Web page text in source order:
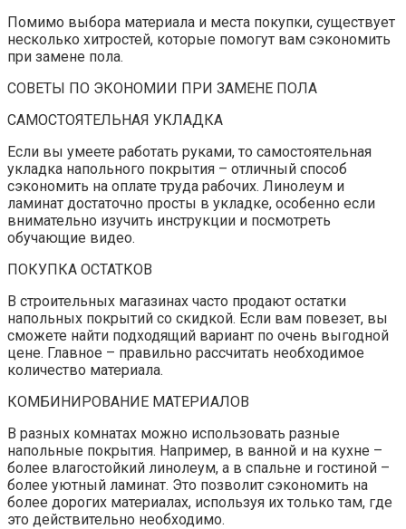
Помимо выбора материала и места покупки, существует
несколько хитростей, которые помогут вам сэкономить
при замене пола.
СОВЕТЫ ПО ЭКОНОМИИ ПРИ ЗАМЕНЕ ПОЛА
САМОСТОЯТЕЛЬНАЯ УКЛАДКА
Если вы умеете работать руками, то самостоятельная
укладка напольного покрытия – отличный способ
сэкономить на оплате труда рабочих. Линолеум и
ламинат достаточно просты в укладке, особенно если
внимательно изучить инструкции и посмотреть
обучающие видео.
ПОКУПКА ОСТАТКОВ
В строительных магазинах часто продают остатки
напольных покрытий со скидкой. Если вам повезет, вы
сможете найти подходящий вариант по очень выгодной
цене. Главное – правильно рассчитать необходимое
количество материала.
КОМБИНИРОВАНИЕ МАТЕРИАЛОВ
В разных комнатах можно использовать разные
напольные покрытия. Например, в ванной и на кухне –
более влагостойкий линолеум, а в спальне и гостиной –
более уютный ламинат. Это позволит сэкономить на
более дорогих материалах, используя их только там, где
это действительно необходимо.